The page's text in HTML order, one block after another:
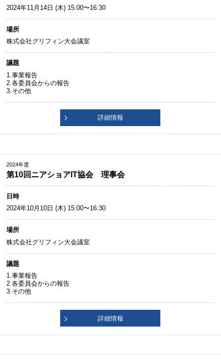
2024年11月14日 (木) 15:00〜16:30
場所
株式会社グリフィン大会議室
議題
1.事業報告
2.各委員会からの報告
3.その他
詳細情報
2024年度
第10回ニアショアIT協会 理事会
日時
2024年10月10日 (木) 15:00〜16:30
場所
株式会社グリフィン大会議室
議題
1.事業報告
2.各委員会からの報告
3.その他
詳細情報